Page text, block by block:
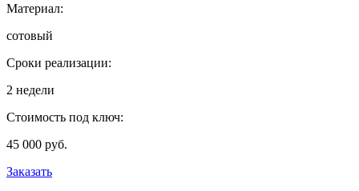
Материал:
сотовый
Сроки реализации:
2 недели
Стоимость под ключ:
45 000 руб.
Заказать